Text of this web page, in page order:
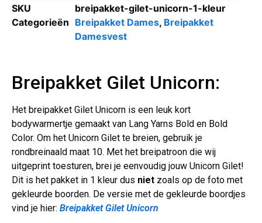
SKU
breipakket-gilet-unicorn-1-kleur
Categorieën Breipakket Dames, Breipakket
Damesvest
Breipakket Gilet Unicorn:
Het breipakket Gilet Unicorn is een leuk kort
bodywarmertje gemaakt van Lang Yarns Bold en Bold
Color. Om het Unicorn Gilet te breien, gebruik je
rondbreinaald maat 10. Met het breipatroon die wij
uitgeprint toesturen, brei je eenvoudig jouw Unicorn Gilet!
Dit is het pakket in 1 kleur dus niet zoals op de foto met
gekleurde boorden. De versie met de gekleurde boordjes
vind je hier: Breipakket Gilet Unicorn